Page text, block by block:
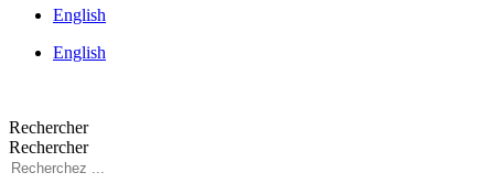
English
English
Rechercher
Rechercher